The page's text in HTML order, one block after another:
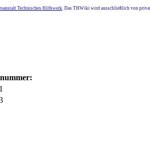
Technisches Hilfswerk. Das THWiki wird ausschließlich von